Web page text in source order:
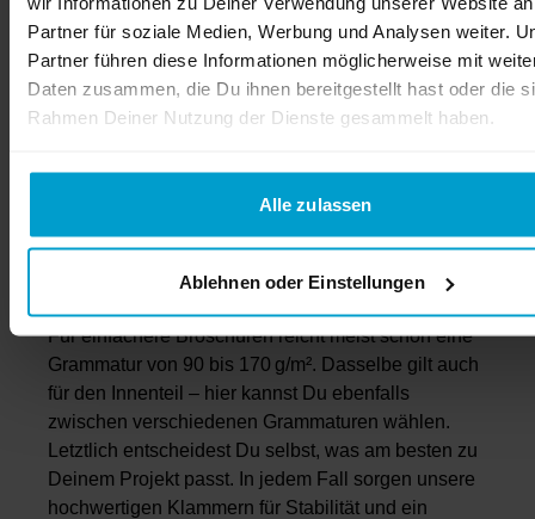
Partner für soziale Medien, Werbung und Analysen weiter.
Partner führen diese Informationen möglicherweise mit
Daten zusammen, die Du ihnen bereitgestellt hast oder die
Rahmen Deiner Nutzung der Dienste gesammelt haben.
Alle zulassen
Ablehnen oder Einstellungen
Die Klammerheftung hat sich seit Jahrzehnten
bewährt – egal ob für Magazine, Hefte oder
Zeitschriften. Umschlag und Innenteil werden dabei
sicher im Falz miteinander verbunden. Für einen
Du mehr Platz brauchst, ist ein 6-seitiger Umschlag
mit Einklapper eine gute Wahl.
Für einfachere Broschüren reicht meist schon eine
Grammatur von 90 bis 170 g/m². Dasselbe gilt auch
für den Innenteil – hier kannst Du ebenfalls
zwischen verschiedenen Grammaturen wählen.
Letztlich entscheidest Du selbst, was am besten zu
Deinem Projekt passt. In jedem Fall sorgen unsere
hochwertigen Klammern für Stabilität und ein